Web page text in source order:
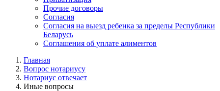
Прочие договоры
Согласия
Согласия на выезд ребенка за пределы Республики
Беларусь
Соглашения об уплате алиментов
Главная
Вопрос нотариусу
Нотариус отвечает
Иные вопросы